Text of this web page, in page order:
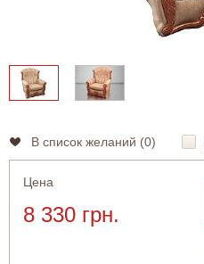
В список желаний (0)
Цена
8 330 грн.